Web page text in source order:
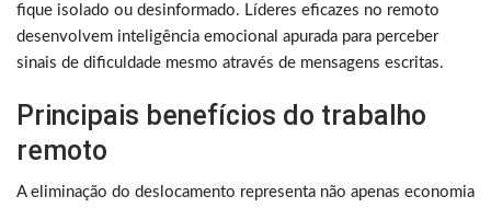
fique isolado ou desinformado. Líderes eficazes no remoto
desenvolvem inteligência emocional apurada para perceber
sinais de dificuldade mesmo através de mensagens escritas.
Principais benefícios do trabalho
remoto
A eliminação do deslocamento representa não apenas economia